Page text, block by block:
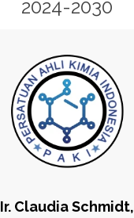
2024-2030
Ir. Claudia Schmidt,